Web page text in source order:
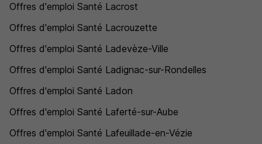
Offres d'emploi Santé Lacrost
Offres d'emploi Santé Lacrouzette
Offres d'emploi Santé Ladevèze-Ville
Offres d'emploi Santé Ladignac-sur-Rondelles
Offres d'emploi Santé Ladon
Offres d'emploi Santé Laferté-sur-Aube
Offres d'emploi Santé Lafeuillade-en-Vézie